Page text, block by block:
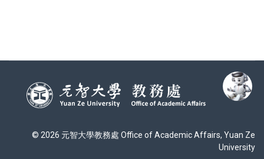
© 2026 元智大學教務處 Office of Academic Affairs, Yuan Ze
University